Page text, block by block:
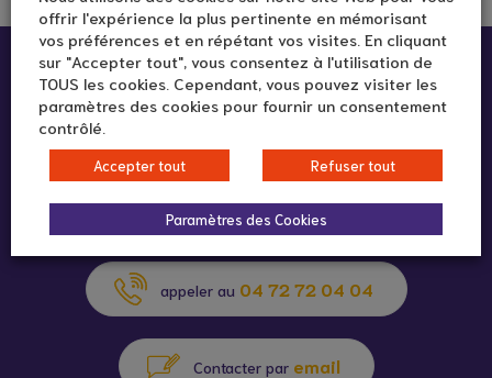
Infos pratiques :
Centre de Prévention Agirc-Arrco
19 rue Domer
appeler au 04 72 72 04 04
Contacter par email
offrir l'expérience la plus pertinente en mémorisant
vos préférences et en répétant vos visites. En cliquant
sur "Accepter tout", vous consentez à l'utilisation de
TOUS les cookies. Cependant, vous pouvez visiter les
paramètres des cookies pour fournir un consentement
contrôlé.
Accepter tout Refuser tout
Paramètres des Cookies